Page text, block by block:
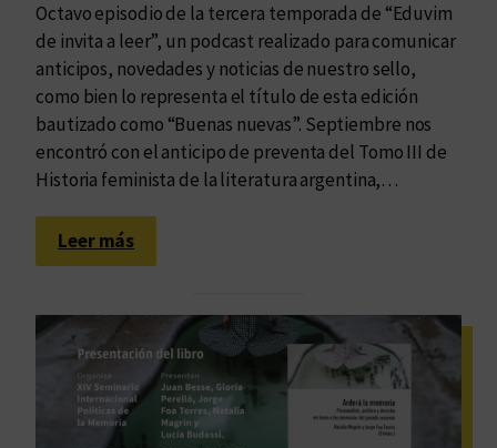
u
e
v
o
d
i
r
e
c
d
e
Octavo episodio de la tercera temporada de “Eduvim
de invita a leer”, un podcast realizado para comunicar
anticipos, novedades y noticias de nuestro sello,
como bien lo representa el título de esta edición
bautizado como “Buenas nuevas”. Septiembre nos
encontró con el anticipo de preventa del Tomo III de
Historia feminista de la literatura argentina,…
Leer más:
Y
p
o
é